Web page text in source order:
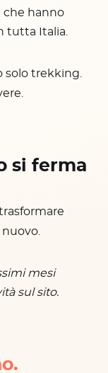
che hanno
tutta Italia.
solo trekking.
si ferma
mesi
sul sito.